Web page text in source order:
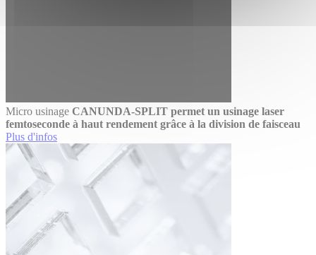
Micro usinage CANUNDA-SPLIT permet un usinage laser
femtoseconde à haut rendement grâce à la division de faisceau
Plus d'infos